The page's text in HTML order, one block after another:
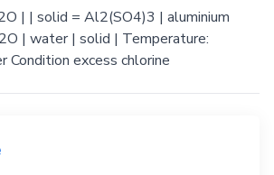
| | solid = Al2(SO4)3 | aluminium
| water | solid | Temperature:
Condition excess chlorine